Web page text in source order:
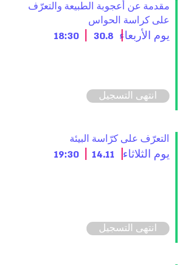
مقدمة عن أعجوبة الطبيعة والتعرّف
على كراسة الحواس
يوم الأربعاء 30.8
18:30
انتهى التسجيل
التعرّف على كرّاسة البيئة
يوم الثلاثاء 14.11
19:30
انتهى التسجيل